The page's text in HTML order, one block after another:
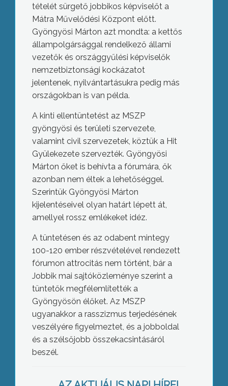
tételét sürgető jobbikos képviselőt a
Mátra Művelődési Központ előtt.
Gyöngyösi Márton azt mondta: a kettős
állampolgársággal rendelkező állami
vezetők és országgyűlési képviselők
nemzetbiztonsági kockázatot
jelentenek, nyilvántartásukra pedig más
országokban is van példa.
A kinti ellentüntetést az MSZP
gyöngyösi és területi szervezete,
valamint civil szervezetek, köztük a Hit
Gyülekezete szervezték. Gyöngyösi
Márton őket is behívta a fórumára, ők
azonban nem éltek a lehetőséggel.
Szerintük Gyöngyösi Márton
kijelentéseivel olyan határt lépett át,
amellyel rossz emlékeket idéz.
A tüntetésen és az odabent mintegy
100-120 ember részvételével rendezett
fórumon attrocitás nem történt, bár a
Jobbik mai sajtóközleménye szerint a
tüntetők megfélemlítették a
Gyöngyösön élőket. Az MSZP
ugyanakkor a rasszizmus terjedésének
veszélyére figyelmeztet, és a jobboldal
és a szélsőjobb összekacsintásáról
beszél.Az autópályát is le kellett zárni a